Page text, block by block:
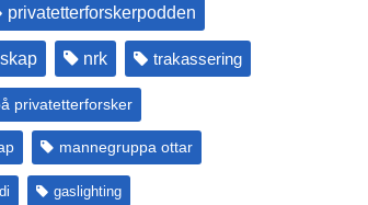
privatetterforskerpodden
nrk trakassering
privatetterforsker
mannegruppa ottar
gaslighting